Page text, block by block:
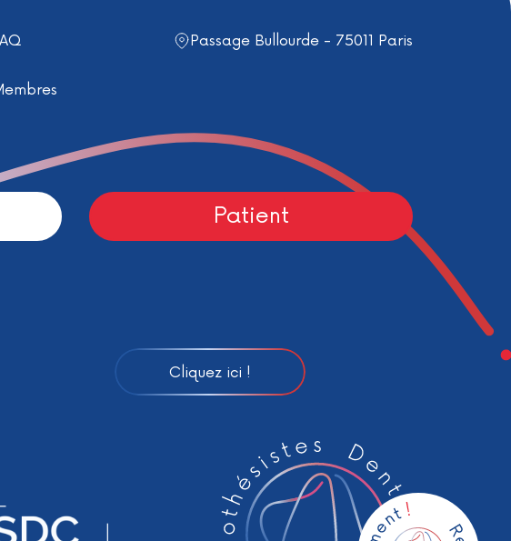
Passage Bullourde - 75011 Paris
Patient
Cliquez ici !